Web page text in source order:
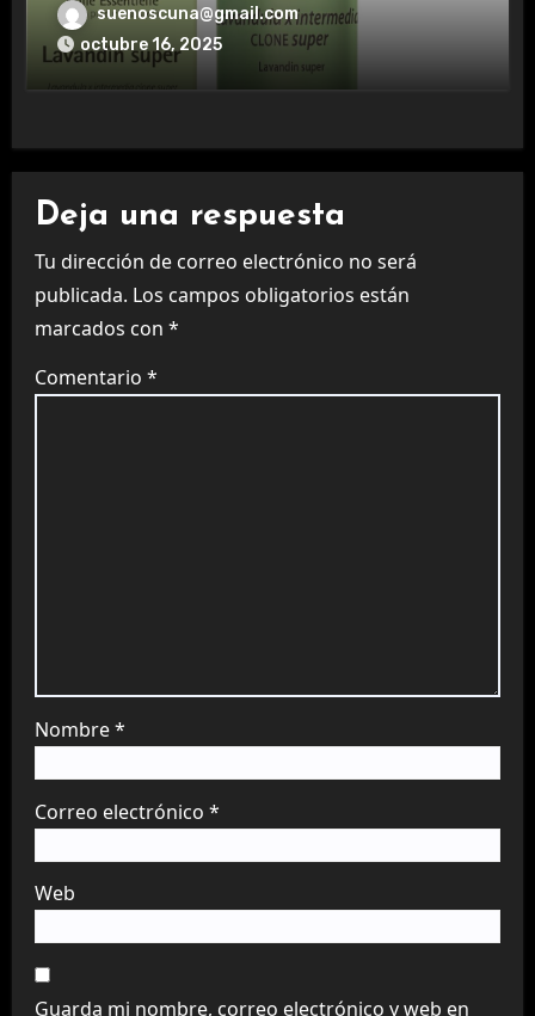
aromaterapia.
suenoscuna@gmail.com
octubre 16, 2025
Deja una respuesta
Tu dirección de correo electrónico no será
publicada. Los campos obligatorios están
marcados con *
Comentario *
Nombre*
Correo electrónico *
Web
Guarda mi nombre, correo electrónico y web en